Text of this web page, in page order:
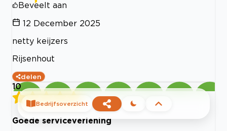
Beveelt aan
12 December 2025
netty keijzers
Rijsenhout
delen
10
Goede serviceverlening
Bedrijfsoverzicht